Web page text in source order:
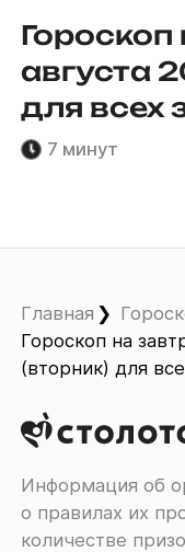
Гороскоп
августа
для всех
7 минут
Главная
Гороскоп на
(вторник) для
Информация об
о правилах их
количестве